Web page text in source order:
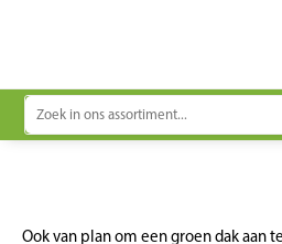
Zoeken
naar:
Ook van plan om een groen dak aan